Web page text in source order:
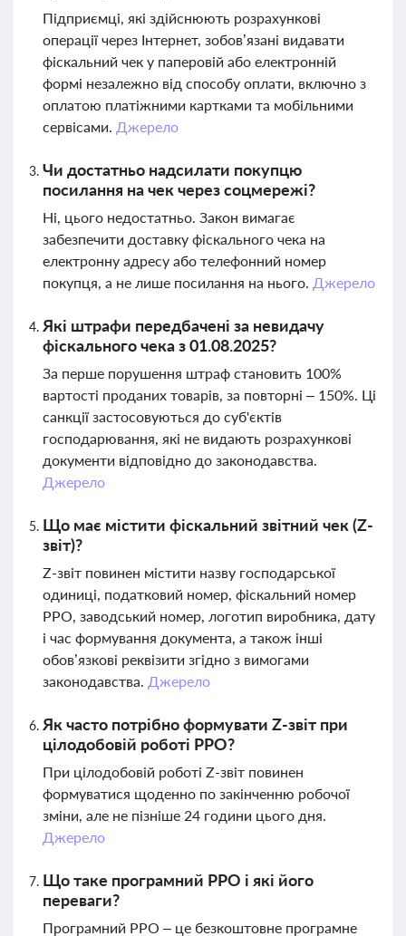
Підприємці, які здійснюють розрахункові
операції через Інтернет, зобов’язані видавати
фіскальний чек у паперовій або електронній
формі незалежно від способу оплати, включно з
оплатою платіжними картками та мобільними
сервісами. Джерело
Чи достатньо надсилати покупцю
посилання на чек через соцмережі?
Ні, цього недостатньо. Закон вимагає
забезпечити доставку фіскального чека на
електронну адресу або телефонний номер
покупця, а не лише посилання на нього. Джерело
Які штрафи передбачені за невидачу
фіскального чека з 01.08.2025?
За перше порушення штраф становить 100%
вартості проданих товарів, за повторні – 150%. Ці
санкції застосовуються до суб'єктів
господарювання, які не видають розрахункові
документи відповідно до законодавства.
Джерело
Що має містити фіскальний звітний чек (Z-
звіт)?
Z-звіт повинен містити назву господарської
одиниці, податковий номер, фіскальний номер
РРО, заводський номер, логотип виробника, дату
і час формування документа, а також інші
обов’язкові реквізити згідно з вимогами
законодавства. Джерело
Як часто потрібно формувати Z-звіт при
цілодобовій роботі РРО?
При цілодобовій роботі Z-звіт повинен
формуватися щоденно по закінченню робочої
зміни, але не пізніше 24 години цього дня.
Джерело
Що таке програмний РРО і які його
переваги?
Програмний РРО – це безкоштовне програмне